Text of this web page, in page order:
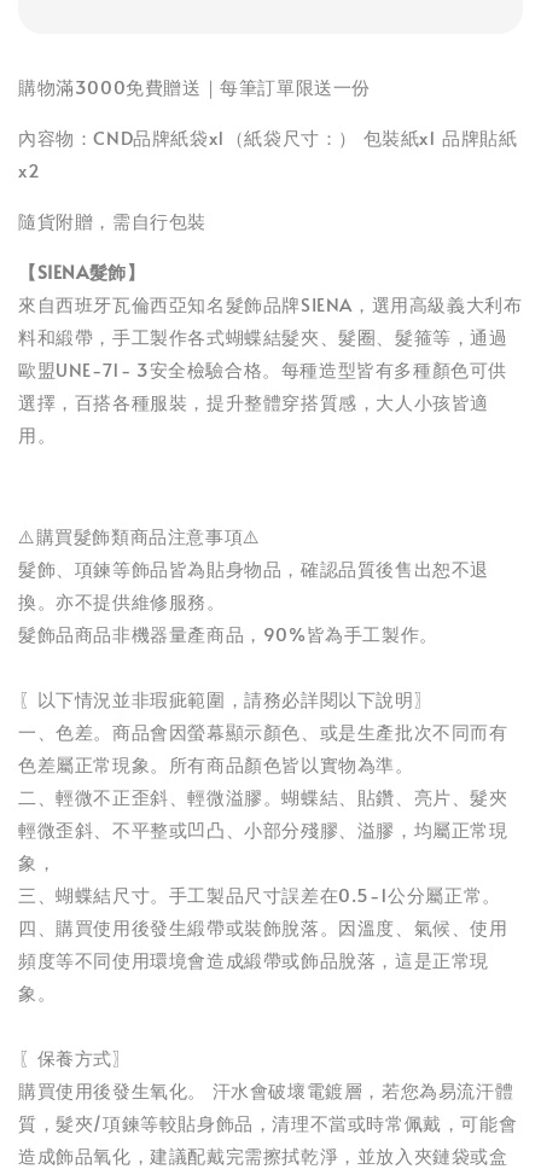
購物滿3000免費贈送｜每筆訂單限送一份
內容物：CND品牌紙袋x1（紙袋尺寸：） 包裝紙x1 品牌貼紙
x2
隨貨附贈，需自行包裝
【SIENA髮飾】
來自西班牙瓦倫西亞知名髮飾品牌SIENA，選用高級義大利布
料和緞帶，手工製作各式蝴蝶結髮夾、髮圈、髮箍等，通過
歐盟UNE-71- 3安全檢驗合格。每種造型皆有多種顏色可供
選擇，百搭各種服裝，提升整體穿搭質感，大人小孩皆適
用。
⚠️購買髮飾類商品注意事項⚠️
髮飾、項鍊等飾品皆為貼身物品，確認品質後售出恕不退
換。亦不提供維修服務。
髮飾品商品非機器量產商品，90%皆為手工製作。
〖以下情況並非瑕疵範圍，請務必詳閱以下說明〗
一、色差。商品會因螢幕顯示顏色、或是生產批次不同而有
色差屬正常現象。所有商品顏色皆以實物為準。
二、輕微不正歪斜、輕微溢膠。蝴蝶結、貼鑽、亮片、髮夾
輕微歪斜、不平整或凹凸、小部分殘膠、溢膠，均屬正常現
象，
三、蝴蝶結尺寸。手工製品尺寸誤差在0.5-1公分屬正常。
四、購買使用後發生緞帶或裝飾脫落。因溫度、氣候、使用
頻度等不同使用環境會造成緞帶或飾品脫落，這是正常現
象。
〖保養方式〗
購買使用後發生氧化。 汗水會破壞電鍍層，若您為易流汗體
質，髮夾/項鍊等較貼身飾品，清理不當或時常佩戴，可能會
造成飾品氧化，建議配戴完需擦拭乾淨，並放入夾鏈袋或盒